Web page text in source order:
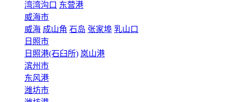
湾湾沟口 东营港
威海市
威海 成山角 石岛 张家埠 乳山口
日照市
日照港(石臼所) 岚山港
滨州市
东风港
潍坊市